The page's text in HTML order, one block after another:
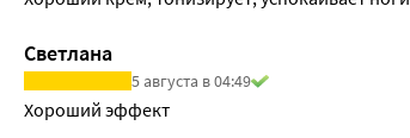
Светлана
5 августа в 04:49
Хороший эффект